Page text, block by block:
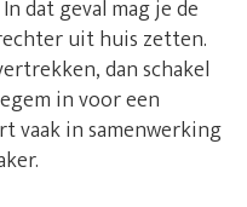
dat geval mag je de
uit huis zetten.
dan schakel
in voor een
in samenwerking